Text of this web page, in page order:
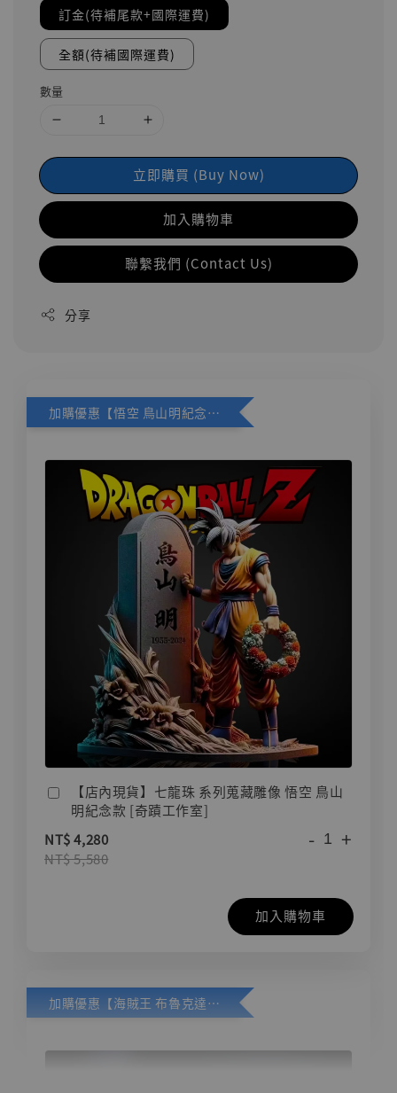
訂金(待補尾款+國際運費)
全額(待補國際運費)
數量
立即購買 (Buy Now)
加入購物車
聯繫我們 (Contact Us)
分享
加購優惠【悟空 鳥山明紀念款 [奇蹟工作室]】
【店內現貨】七龍珠 系列蒐藏雕像 悟空 鳥山
明紀念款 [奇蹟工作室]
NT$ 4,280
NT$ 5,580
- +
加入購物車
加購優惠【海賊王 布魯克達摩 [7STARS Studio]】